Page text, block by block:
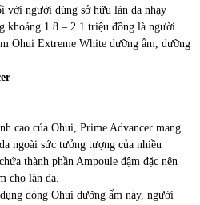
với người dùng sở hữu làn da nhạy
khoảng 1.8 – 2.1 triệu đồng là người
Ohui Extreme White dưỡng ẩm, dưỡng
cao của Ohui, Prime Advancer mang
ngoài sức tưởng tượng của nhiều
thành phần Ampoule đậm đặc nên
cho làn da.
dòng Ohui dưỡng ẩm này, người